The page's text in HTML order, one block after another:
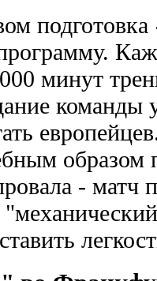
подготовка
минут
команды
образом
- матч